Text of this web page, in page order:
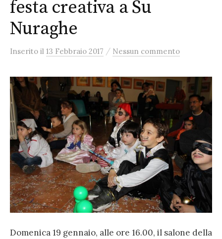
festa creativa a Su
Nuraghe
Inserito il 13 Febbraio 2017 / Nessun commento
Domenica 19 gennaio, alle ore 16.00, il salone della